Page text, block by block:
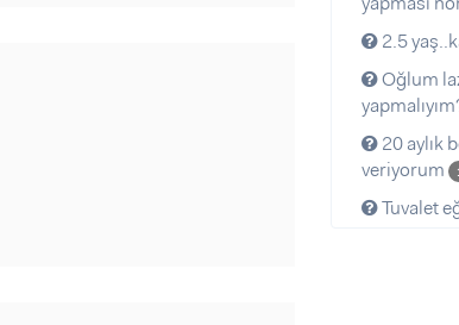
2.5
Oğlum
20 aylık
veriyorum
Tuvalet